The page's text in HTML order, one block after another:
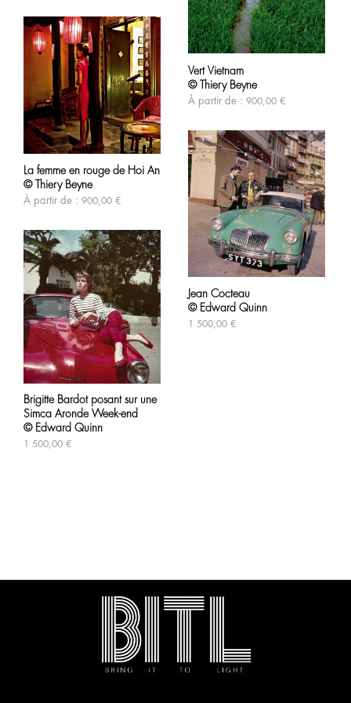
peuvent
être
choisies
du
produit
Ce
a
plusieurs
variations.
Les
peuvent
être
choisies
sur
la
page
du
produit
Vert Vietnam
© Thiery Beyne
À partir de : 900,00 €
Ce
a
plusieurs
variations.
Les
peuvent
être
choisies
sur
page
du
produit
La femme en rouge de Hoi An
© Thiery Beyne
À partir de : 900,00 €
Jean Cocteau
© Edward Quinn
1 500,00 €
Brigitte Bardot posant sur une
Simca Aronde Week-end
© Edward Quinn
1 500,00 €